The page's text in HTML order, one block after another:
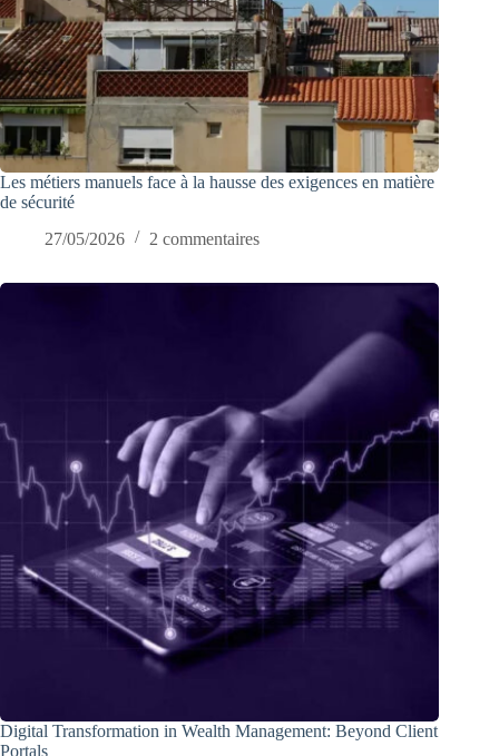
Les métiers manuels face à la hausse des exigences en matière
de sécurité
27/05/2026
2 commentaires
Digital Transformation in Wealth Management: Beyond Client
Portals